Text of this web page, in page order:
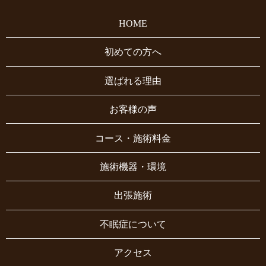
HOME
初めての方へ
選ばれる理由
お客様の声
コース・施術料金
施術機器・環境
出張施術
不眠症について
アクセス